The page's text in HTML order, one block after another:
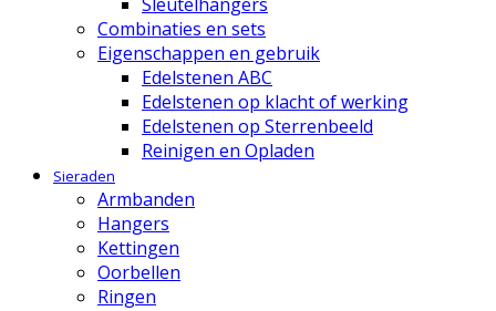
Combinaties en sets
Eigenschappen en gebruik
Edelstenen ABC
Edelstenen op klacht of werking
Edelstenen op Sterrenbeeld
Reinigen en Opladen
Sieraden
Armbanden
Hangers
Kettingen
Oorbellen
Ringen